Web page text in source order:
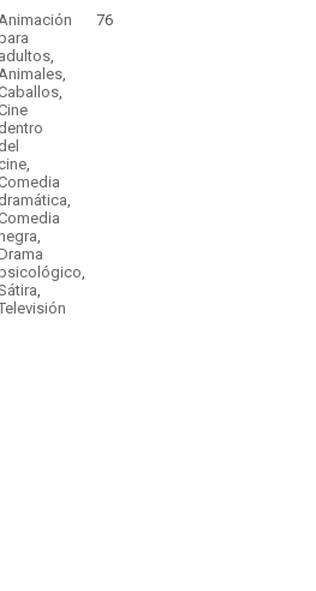
adultos,
,
,
dentro
del
,
dramática,
,
,
,
76